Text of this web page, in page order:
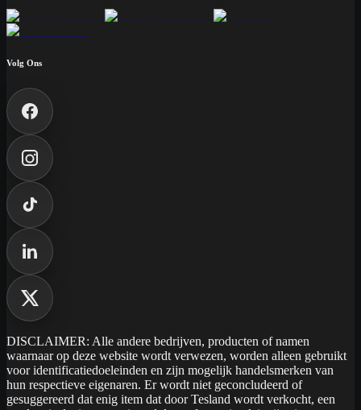
Volg Ons
DISCLAIMER: Alle andere bedrijven, producten of namen
waarnaar op deze website wordt verwezen, worden alleen gebruikt
voor identificatiedoeleinden en zijn mogelijk handelsmerken van
hun respectieve eigenaren. Er wordt niet geconcludeerd of
gesuggereerd dat enig item dat door Tesland wordt verkocht, een